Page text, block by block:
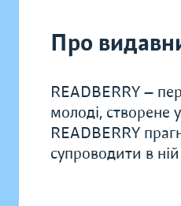
Про
READBERRY —
молоді, створене
READBERRY
супроводити в